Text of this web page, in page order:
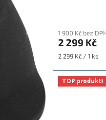
produktu
je
5,0
5
hvězdiček.
1 900 Kč bez
2 299 Kč
Měrná
2 299 Kč / 1 ks
TOP produkt!